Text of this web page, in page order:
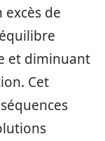
excès de
et diminuant
Cet